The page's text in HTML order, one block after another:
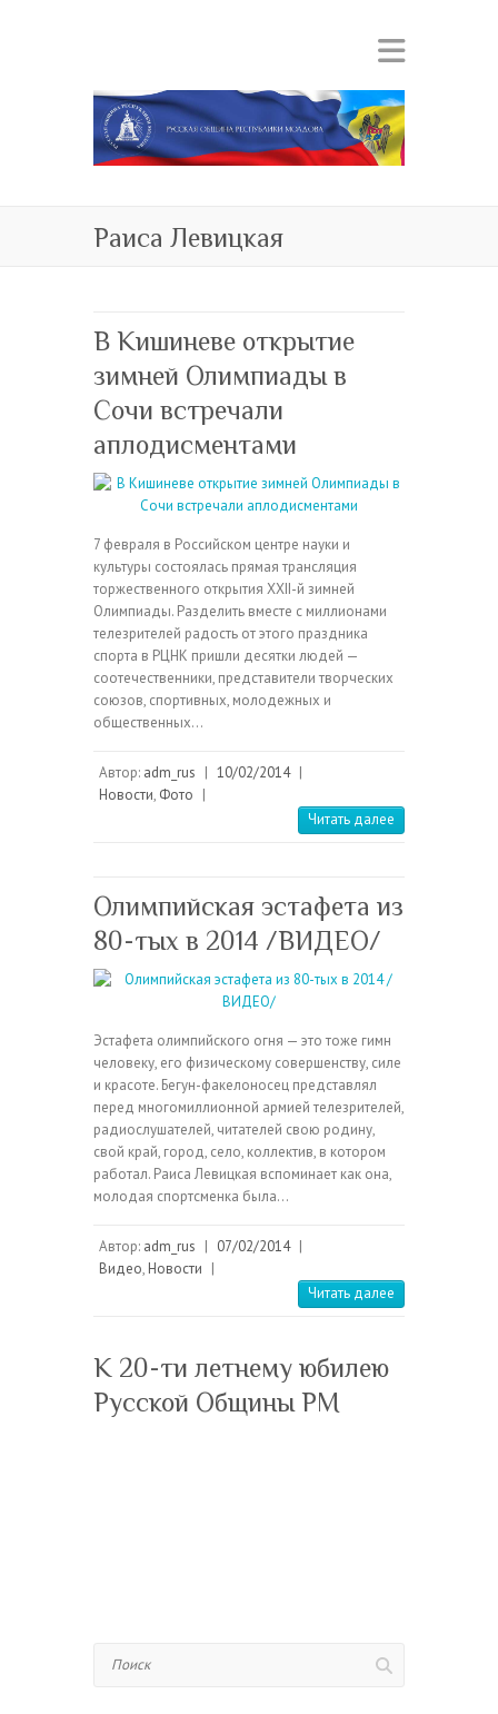
Раиса Левицкая
В Кишиневе открытие
зимней Олимпиады в
Сочи встречали
аплодисментами
7 февраля в Российском центре науки и
культуры состоялась прямая трансляция
торжественного открытия ХХII-й зимней
Олимпиады. Разделить вместе с миллионами
телезрителей радость от этого праздника
спорта в РЦНК пришли десятки людей —
соотечественники, представители творческих
союзов, спортивных, молодежных и
общественных…
Автор: adm_rus | 10/02/2014 |
Новости, Фото |
Читать далее
Олимпийская эстафета из
80-тых в 2014 /ВИДЕО/
Эстафета олимпийского огня — это тоже гимн
человеку, его физическому совершенству, силе
и красоте. Бегун-факелоносец представлял
перед многомиллионной армией телезрителей,
радиослушателей, читателей свою родину,
свой край, город, село, коллектив, в котором
работал. Раиса Левицкая вспоминает как она,
молодая спортсменка была…
Автор: adm_rus | 07/02/2014 |
Видео, Новости |
Читать далее
К 20-ти летнему юбилею
Русской Общины РМ